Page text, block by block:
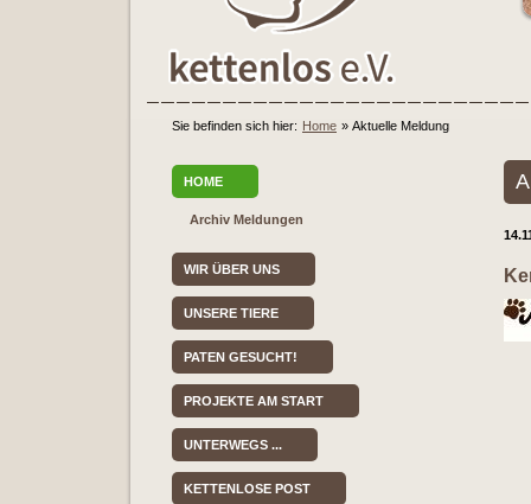
Sie befinden sich hier: Home » Aktuelle Meldung
HOME
Archiv Meldungen
WIR ÜBER UNS
UNSERE TIERE
PATEN GESUCHT!
PROJEKTE AM START
UNTERWEGS ...
KETTENLOSE POST